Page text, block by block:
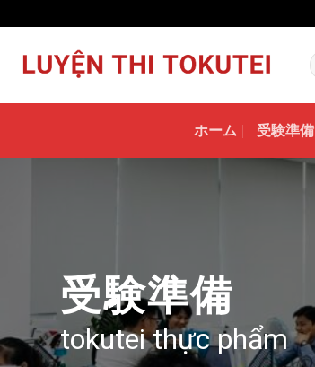
to
content
ホーム 受験準備
受験準備
tokutei thực phẩm